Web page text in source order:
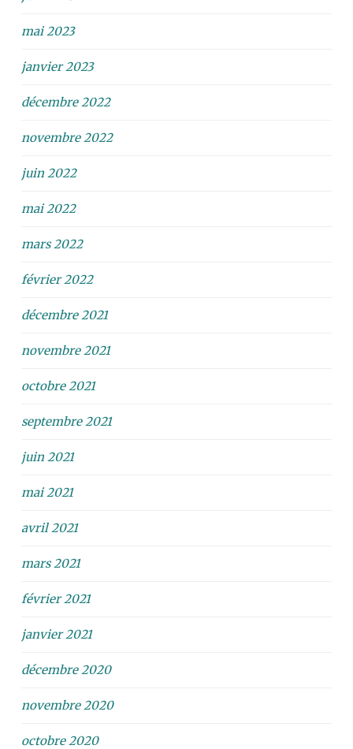
mai 2023
janvier 2023
décembre 2022
novembre 2022
juin 2022
mai 2022
mars 2022
février 2022
décembre 2021
novembre 2021
octobre 2021
septembre 2021
juin 2021
mai 2021
avril 2021
mars 2021
février 2021
janvier 2021
décembre 2020
novembre 2020
octobre 2020